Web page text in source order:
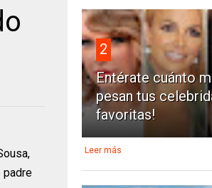
padre
2
Entérate cuánto
pesan tus
favoritas!
Leer más